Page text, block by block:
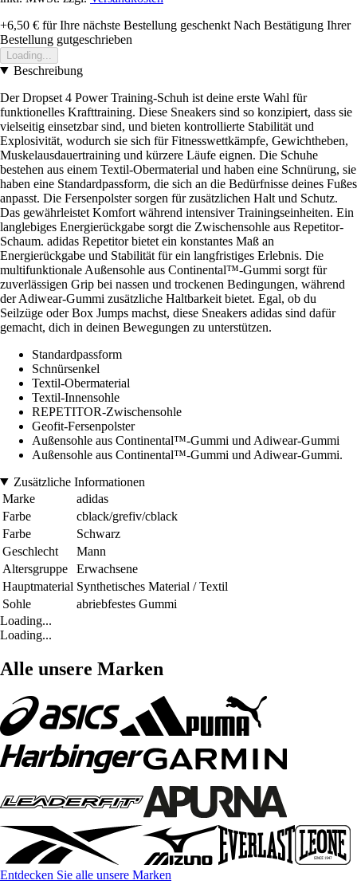
+6,50 € für Ihre nächste Bestellung geschenkt Nach Bestätigung Ihrer
Bestellung gutgeschrieben
Loading...
Beschreibung
Der Dropset 4 Power Training-Schuh ist deine erste Wahl für
funktionelles Krafttraining. Diese Sneakers sind so konzipiert, dass sie
vielseitig einsetzbar sind, und bieten kontrollierte Stabilität und
Explosivität, wodurch sie sich für Fitnesswettkämpfe, Gewichtheben,
Muskelausdauertraining und kürzere Läufe eignen. Die Schuhe
bestehen aus einem Textil-Obermaterial und haben eine Schnürung, sie
haben eine Standardpassform, die sich an die Bedürfnisse deines Fußes
anpasst. Die Fersenpolster sorgen für zusätzlichen Halt und Schutz.
Das gewährleistet Komfort während intensiver Trainingseinheiten. Ein
langlebiges Energierückgabe sorgt die Zwischensohle aus Repetitor-
Schaum. adidas Repetitor bietet ein konstantes Maß an
Energierückgabe und Stabilität für ein langfristiges Erlebnis. Die
multifunktionale Außensohle aus Continental™-Gummi sorgt für
zuverlässigen Grip bei nassen und trockenen Bedingungen, während
der Adiwear-Gummi zusätzliche Haltbarkeit bietet. Egal, ob du
Seilzüge oder Box Jumps machst, diese Sneakers adidas sind dafür
gemacht, dich in deinen Bewegungen zu unterstützen.
Standardpassform
Schnürsenkel
Textil-Obermaterial
Textil-Innensohle
REPETITOR-Zwischensohle
Geofit-Fersenpolster
Außensohle aus Continental™-Gummi und Adiwear-Gummi
Außensohle aus Continental™-Gummi und Adiwear-Gummi.
Zusätzliche Informationen
Marke
adidas
Farbe
cblack/grefiv/cblack
Farbe
Schwarz
Geschlecht
Mann
Altersgruppe
Erwachsene
Hauptmaterial Synthetisches Material / Textil
Sohle
abriebfestes Gummi
Loading...
Loading...
Alle unsere Marken
Entdecken Sie alle unsere Marken